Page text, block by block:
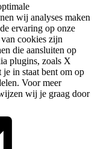
wij analyses maken
ervaring op onze
cookies zijn
die aansluiten op
plugins, zoals X
in staat bent om op
Voor meer
wij je graag door